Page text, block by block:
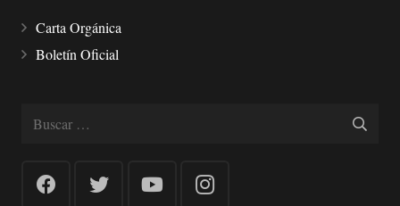
Carta Orgánica
Boletín Oficial
Buscar: